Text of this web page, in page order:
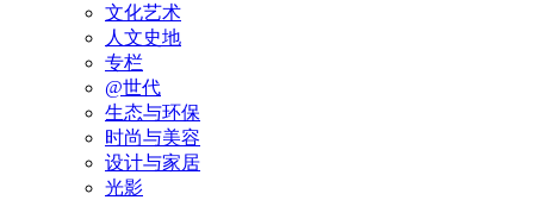
文化艺术
人文史地
专栏
@世代
生态与环保
时尚与美容
设计与家居
光影